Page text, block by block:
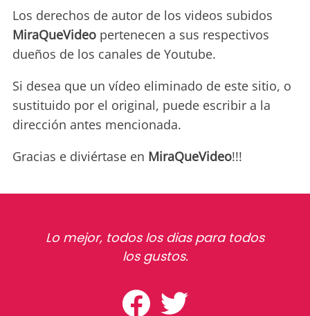
Los derechos de autor de los videos subidos
MiraQueVideo pertenecen a sus respectivos
dueños de los canales de Youtube.
Si desea que un vídeo eliminado de este sitio, o
sustituido por el original, puede escribir a la
dirección antes mencionada.
Gracias e diviértase en MiraQueVideo!!!
Lo mejor, todos los dias para todos
los gustos.